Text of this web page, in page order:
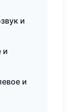
и
и
и